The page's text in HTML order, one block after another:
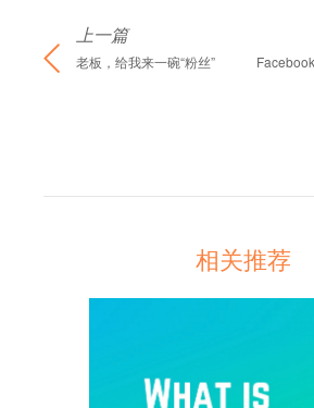
上一篇
老板，给我来一碗“粉丝”
相关推荐